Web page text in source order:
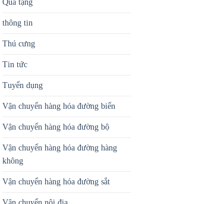
Quà tặng
thông tin
Thú cưng
Tin tức
Tuyển dụng
Vận chuyển hàng hóa đường biển
Vận chuyển hàng hóa đường bộ
Vận chuyển hàng hóa đường hàng
không
Vận chuyển hàng hóa đường sắt
Vận chuyển nội địa